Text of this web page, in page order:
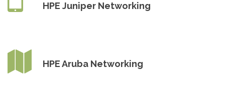
HPE Juniper Networking
HPE Aruba Networking